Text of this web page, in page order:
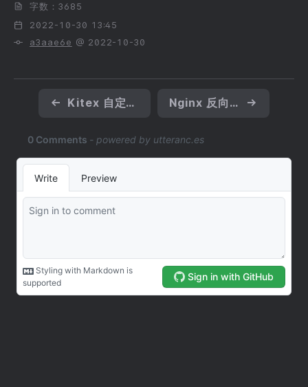
字数：3685
2022-10-30 13:45
a3aae6e @ 2022-10-30
← Kitex 自定义底层连接 Nginx 反向代理 Upstream 失败重试和封禁机制 →